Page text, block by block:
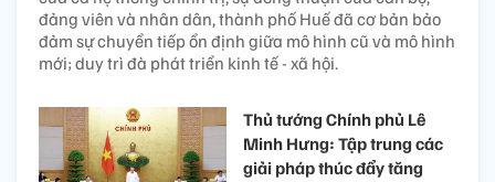
đảng viên và nhân dân, thành phố Huế đã cơ bản bảo
đảm sự chuyển tiếp ổn định giữa mô hình cũ và mô hình
mới; duy trì đà phát triển kinh tế - xã hội.
Thủ tướng Chính phủ Lê
Minh Hưng: Tập trung các
giải pháp thúc đẩy tăng